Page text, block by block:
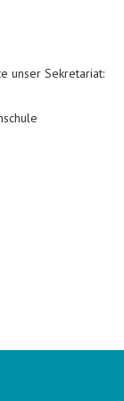
unser Sekretariat: